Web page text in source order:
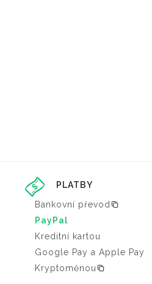
PLATBY
Bankovní převod
PayPal
Kreditní kartou
Google Pay a Apple Pay
Kryptoměnou